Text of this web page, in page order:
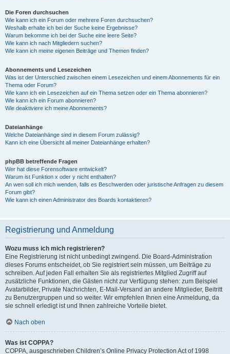
Die Foren durchsuchen
Wie kann ich ein Forum oder mehrere Foren durchsuchen?
Weshalb erhalte ich bei der Suche keine Ergebnisse?
Warum bekomme ich bei der Suche eine leere Seite?
Wie kann ich nach Mitgliedern suchen?
Wie kann ich meine eigenen Beiträge und Themen finden?
Abonnements und Lesezeichen
Was ist der Unterschied zwischen einem Lesezeichen und einem Abonnements für ein
Thema oder Forum?
Wie kann ich ein Lesezeichen auf ein Thema setzen oder ein Thema abonnieren?
Wie kann ich ein Forum abonnieren?
Wie deaktiviere ich meine Abonnements?
Dateianhänge
Welche Dateianhänge sind in diesem Forum zulässig?
Kann ich eine Übersicht all meiner Dateianhänge erhalten?
phpBB betreffende Fragen
Wer hat diese Forensoftware entwickelt?
Warum ist Funktion x oder y nicht enthalten?
An wen soll ich mich wenden, falls es Beschwerden oder juristische Anfragen zu diesem
Forum gibt?
Wie kann ich einen Administrator des Boards kontaktieren?
Registrierung und Anmeldung
Wozu muss ich mich registrieren?
Eine Registrierung ist nicht unbedingt zwingend. Die Board-Administration
dieses Forums entscheidet, ob Sie registriert sein müssen, um Beiträge zu
schreiben. Auf jeden Fall erhalten Sie als registriertes Mitglied Zugriff auf
zusätzliche Funktionen, die Gästen nicht zur Verfügung stehen: zum Beispiel
Avatarbilder, Private Nachrichten, E-Mail-Versand an andere Mitglieder, Beitritt
zu Benutzergruppen und so weiter. Wir empfehlen Ihnen eine Anmeldung, da
sie schnell erledigt ist und Ihnen zahlreiche Vorteile bietet.
Nach oben
Was ist COPPA?
COPPA, ausgeschrieben Children’s Online Privacy Protection Act of 1998